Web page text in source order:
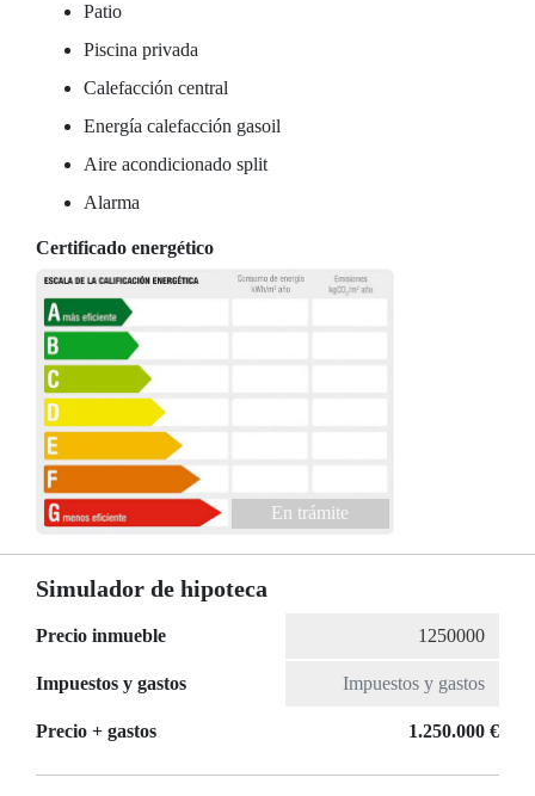
Patio
Piscina privada
Calefacción central
Energía calefacción gasoil
Aire acondicionado split
Alarma
Certificado energético
En trámite
Simulador de hipoteca
Precio inmueble
Impuestos y gastos
Precio + gastos 1.250.000 €